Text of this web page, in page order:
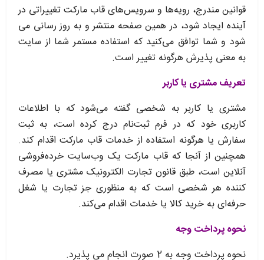
قوانین مندرج، رویه‏‌ها و سرویس‏‌های قاب مارکت تغییراتی در
آینده ایجاد شود، در همین صفحه منتشر و به روز رسانی می
شود و شما توافق می‏‌کنید که استفاده مستمر شما از سایت
به معنی پذیرش هرگونه تغییر است.
تعریف مشتری یا کاربر
مشتری یا کاربر به شخصی گفته می‌شود که با اطلاعات
کاربری خود که در فرم ثبت‌نام درج کرده است، به ثبت
سفارش یا هرگونه استفاده از خدمات قاب مارکت اقدام کند.
همچنین از آنجا که قاب مارکت یک وب‌سایت خرده‌فروشی
آنلاین است، طبق قانون تجارت الکترونیک مشتری یا مصرف
کننده هر شخصی است که به منظوری جز تجارت یا شغل
حرفه‌ای به خرید کالا یا خدمات اقدام می‌کند.
نحوه پرداخت وجه
نحوه پرداخت وجه به 2 صورت انجام می پذیرد.